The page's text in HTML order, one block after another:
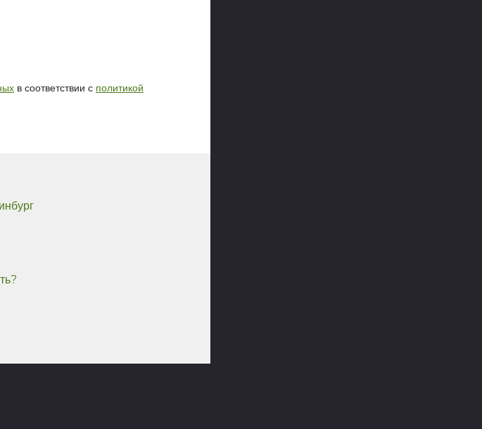
в соответствии с политикой